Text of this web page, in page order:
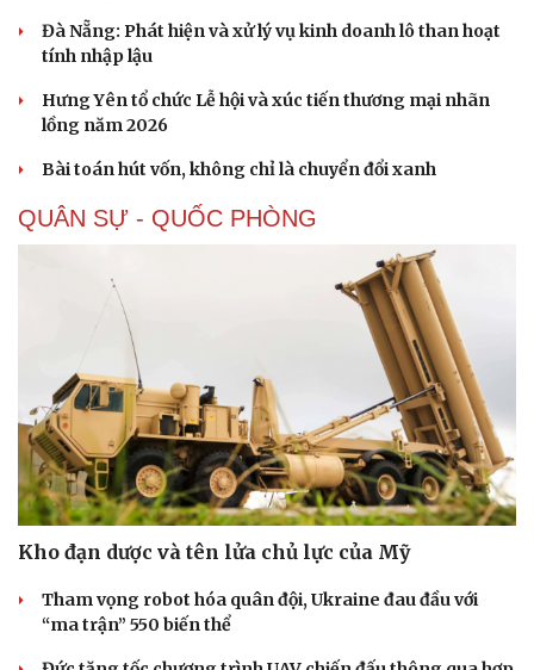
Làm đẹp - giảm cân
Phòng mạch online
Đà Nẵng: Phát hiện và xử lý vụ kinh doanh lô than hoạt
tính nhập lậu
Hưng Yên tổ chức Lễ hội và xúc tiến thương mại nhãn
lồng năm 2026
Bài toán hút vốn, không chỉ là chuyển đổi xanh
QUÂN SỰ - QUỐC PHÒNG
Kho đạn dược và tên lửa chủ lực của Mỹ
Tham vọng robot hóa quân đội, Ukraine đau đầu với
“ma trận” 550 biến thể